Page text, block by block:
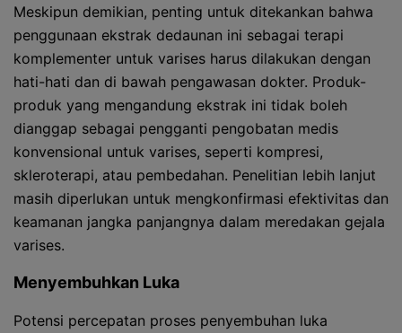
Meskipun demikian, penting untuk ditekankan bahwa
penggunaan ekstrak dedaunan ini sebagai terapi
komplementer untuk varises harus dilakukan dengan
hati-hati dan di bawah pengawasan dokter. Produk-
produk yang mengandung ekstrak ini tidak boleh
dianggap sebagai pengganti pengobatan medis
konvensional untuk varises, seperti kompresi,
skleroterapi, atau pembedahan. Penelitian lebih lanjut
masih diperlukan untuk mengkonfirmasi efektivitas dan
keamanan jangka panjangnya dalam meredakan gejala
varises.
Menyembuhkan Luka
Potensi percepatan proses penyembuhan luka